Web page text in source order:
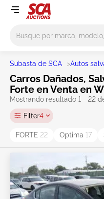
Subasta de SCA >Autos
Carros Dañados,
Forte en Venta en
Mostrando resultado 1 - 22
Filter4
FORTE 22 Optima 17